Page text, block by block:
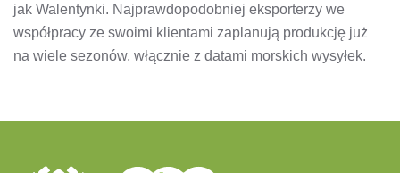
jak Walentynki. Najprawdopodobniej eksporterzy we
współpracy ze swoimi klientami zaplanują produkcję już
na wiele sezonów, włącznie z datami morskich wysyłek.